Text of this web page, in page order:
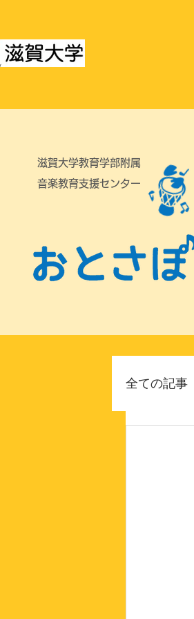
滋賀大学教育学部附属
音楽教育支援センター
全ての記事